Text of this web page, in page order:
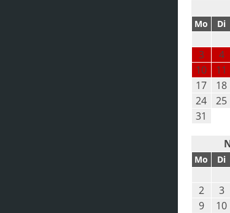
Mo Di
3
4
10
11
17
18
24
25
31
Mo Di
2
3
9
10